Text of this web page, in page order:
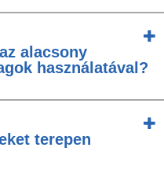
alacsony
használatával?
terepen